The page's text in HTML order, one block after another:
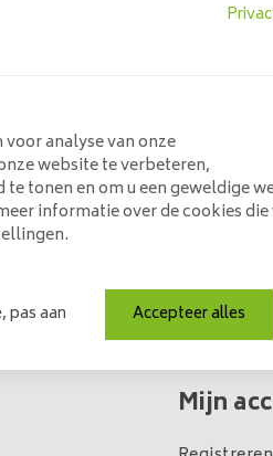
Max: €5
winkel & voorraad
Mijn
analyse van onze
website te verbeteren,
tonen en om u een geweldige
informatie over de cookies die
pas aan Accepteer alles